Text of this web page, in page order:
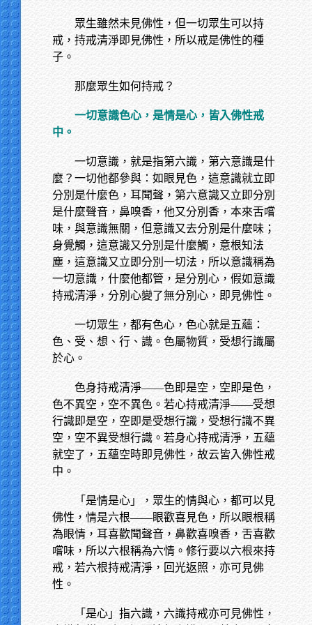
眾生雖然未見佛性，但一切眾生可以持
戒，持戒清淨即見佛性，所以戒是佛性的種
子。
那麼眾生如何持戒？
一切意識色心，是情是心，皆入佛性戒
中。
一切意識，就是指第六識，第六意識是什
麼？一切他都參與：如眼見色，這意識就立即
分別是什麼色，耳聞聲，第六意識又立即分別
是什麼聲音，鼻嗅香，他又分別香，本來舌嚐
味，與意識無關，但意識又去分別是什麼味；
身覺觸，這意識又分別是什麼觸，意根知法
塵，這意識又立即分別一切法，所以意識稱為
一切意識，什麼他都管，是分別心，假如意識
持戒清淨，分別心變了無分別心，即見佛性。
一切眾生，都有色心，色心就是五蘊：
色、受、想、行、識。色屬物質，受想行識屬
於心。
色身持戒清淨——色即是空，空即是色，
色不異空，空不異色。若心持戒清淨——受想
行識即是空，空即是受想行識，受想行識不異
空，空不異受想行識。若身心持戒清淨，五蘊
就空了，五蘊空時即見佛性，故云皆入佛性戒
中。
「是情是心」，眾生的情與心，都可以見
佛性，情是六根——眼歡喜見色，所以眼根稱
為眼情，耳喜歡聞聲音，鼻歡喜嗅香，舌喜歡
嚐味，所以六根稱為六情。修行要以六根來持
戒，若六根持戒清淨，回光返照，亦可見佛
性。
「是心」指六識，六識持戒亦可見佛性，